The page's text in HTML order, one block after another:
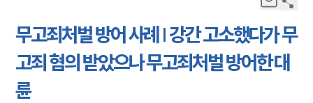
무고죄처벌 방어 사례 | 강간 고소했다가 무
고죄 혐의 받았으나 무고죄처벌 방어한 대
륜